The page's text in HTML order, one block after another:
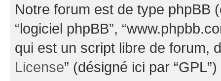
Notre forum est de type phpBB
“logiciel phpBB”,
qui est un script libre de forum,
License” (désigné ici par